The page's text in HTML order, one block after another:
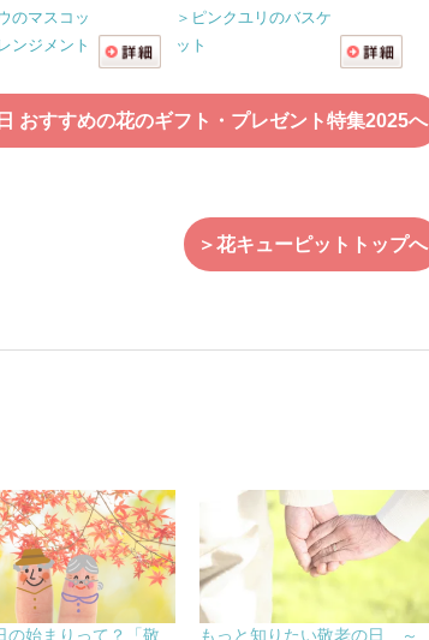
のマスコッ
ンジメント
＞ピンクユリのバスケ
ット
おすすめの花のギフト・プレゼント特集2025へ
＞花キューピットトップへ
の始まりって？「敬
もっと知りたい敬老の日 ～